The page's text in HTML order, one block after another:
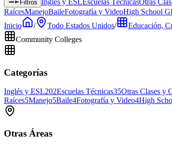
Filtros Inglés y ESLEscuelas TécnicasOtras
RaícesManejoBaileFotografía y VideoHigh School
Inicio
/ Todo Estados Unidos/ Educación,
Community Colleges
Categorías
Inglés y ESL202Escuelas Técnicas35Otras Clases y
Raíces5Manejo5Baile4Fotografía y Video4High
Otras Áreas